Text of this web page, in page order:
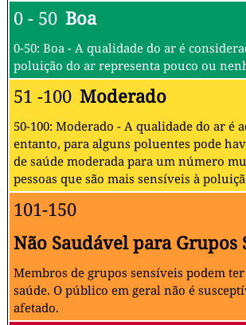
0 - 50 Boa
0-50: Boa - A qualidade do ar é
poluição do ar representa pouco ou
51 -100 Moderado
50-100: Moderado - A qualidade do ar é
entanto, para alguns poluentes pode
de saúde moderada para um número
pessoas que são mais sensíveis à
101-150
Não Saudável para Grupos
Membros de grupos sensíveis podem
saúde. O público em geral não é
afetado.